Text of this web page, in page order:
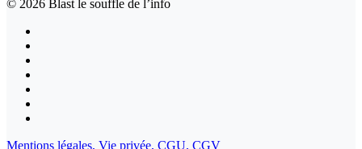
© 2026 Blast le souffle de l’info
Mentions légales, Vie privée, CGU, CGV